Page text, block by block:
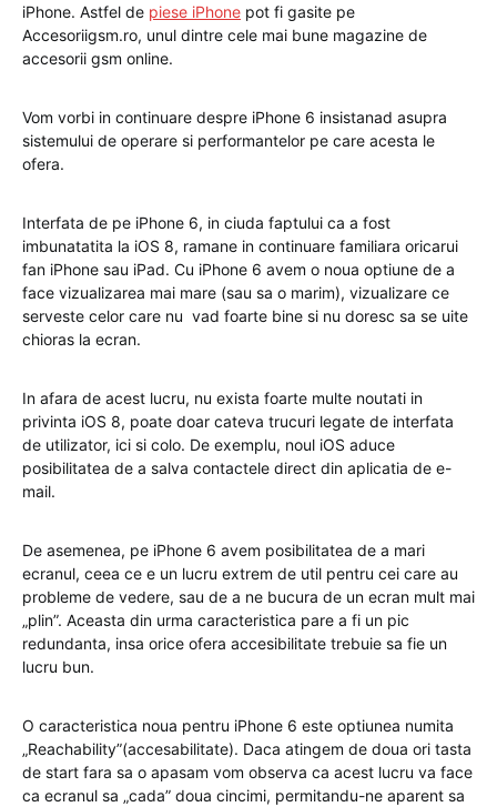
iPhone. Astfel de piese iPhone pot fi gasite pe
Accesoriigsm.ro, unul dintre cele mai bune magazine de
accesorii gsm online.
Vom vorbi in continuare despre iPhone 6 insistanad asupra
sistemului de operare si performantelor pe care acesta le
ofera.
Interfata de pe iPhone 6, in ciuda faptului ca a fost
imbunatatita la iOS 8, ramane in continuare familiara oricarui
fan iPhone sau iPad. Cu iPhone 6 avem o noua optiune de a
face vizualizarea mai mare (sau sa o marim), vizualizare ce
serveste celor care nu vad foarte bine si nu doresc sa se uite
chioras la ecran.
In afara de acest lucru, nu exista foarte multe noutati in
privinta iOS 8, poate doar cateva trucuri legate de interfata
de utilizator, ici si colo. De exemplu, noul iOS aduce
posibilitatea de a salva contactele direct din aplicatia de e-
mail.
De asemenea, pe iPhone 6 avem posibilitatea de a mari
ecranul, ceea ce e un lucru extrem de util pentru cei care au
probleme de vedere, sau de a ne bucura de un ecran mult mai
„plin”. Aceasta din urma caracteristica pare a fi un pic
redundanta, insa orice ofera accesibilitate trebuie sa fie un
lucru bun.
O caracteristica noua pentru iPhone 6 este optiunea numita
„Reachability”(accesabilitate). Daca atingem de doua ori tasta
de start fara sa o apasam vom observa ca acest lucru va face
ca ecranul sa „cada” doua cincimi, permitandu-ne aparent sa